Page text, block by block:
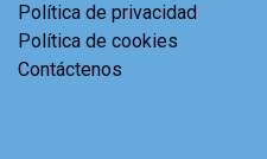
Política de privacidad
Política de cookies
Contáctenos